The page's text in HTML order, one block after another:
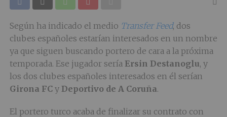
Según ha indicado el medio Transfer Feed, dos
clubes españoles estarían interesados en un nombre
ya que siguen buscando portero de cara a la próxima
temporada. Ese jugador sería Ersin Destanoglu, y
los dos clubes españoles interesados en él serían
Girona FCy Deportivo de A Coruña.
El portero turco acaba de finalizar su contrato con